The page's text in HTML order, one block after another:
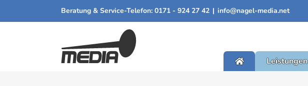
Beratung & Service-Telefon: 0171 - 924 27 42 | info@nagel-media.net
Leistungen